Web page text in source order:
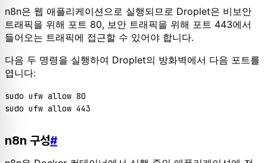
n8n은 웹 애플리케이션으로 실행되므로 Droplet은 비보안
트래픽을 위해 포트 80, 보안 트래픽을 위해 포트 443에서
들어오는 트래픽에 접근할 수 있어야 합니다.
다음 두 명령을 실행하여 Droplet의 방화벽에서 다음 포트를
엽니다:
sudo ufw allow 80
n8n 구성#